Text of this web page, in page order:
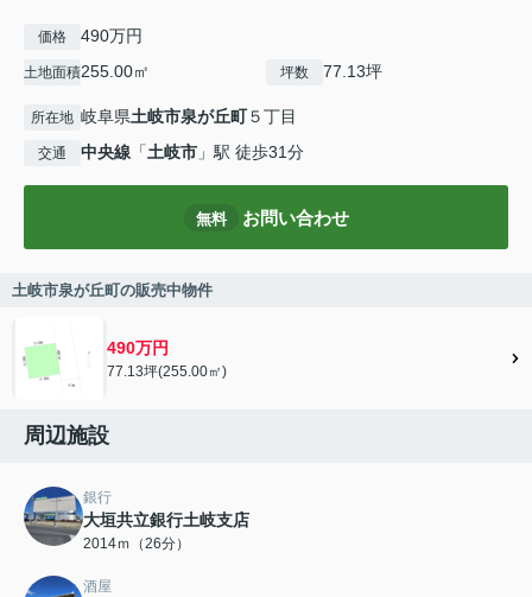
価格 490万円
土地面積255.00㎡ 坪数 77.13坪
所在地 岐阜県土岐市泉が丘町５丁目
交通 中央線 「土岐市 」駅 徒歩31分
無料 お問い合わせ
土岐市泉が丘町の販売中物件
490万円
77.13坪(255.00㎡)
周辺施設
銀行
大垣共立銀行土岐支店
2014ｍ（26分）
酒屋